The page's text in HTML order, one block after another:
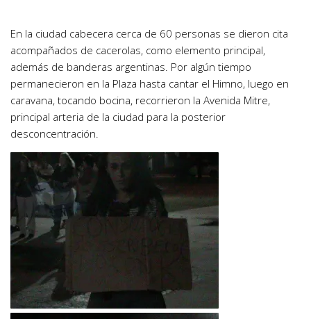
En la ciudad cabecera cerca de 60 personas se dieron cita
acompañados de cacerolas, como elemento principal,
además de banderas argentinas. Por algún tiempo
permanecieron en la Plaza hasta cantar el Himno, luego en
caravana, tocando bocina, recorrieron la Avenida Mitre,
principal arteria de la ciudad para la posterior
desconcentración.